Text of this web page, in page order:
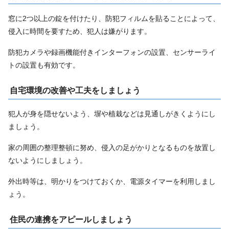
窓に2つ以上の錠を付けたり、防犯フィルムを貼ることによって、
侵入に時間を要すため、犯人は嫌がります。
防犯カメラや録画機能付きインターフォンの設置、センサーライ
トの設置も有効です。
自宅環境の改善や工夫をしましょう
犯人が身を隠せないよう、塀や植栽などは見通しがきくようにし
ましょう。
家の周囲の整理整頓に努め、侵入の足がかりとなるものを放置し
ないようにしましょう。
外出時等は、明かりをつけておくか、電源タイマーを利用しまし
ょう。
住民の連携をアピールしましょう